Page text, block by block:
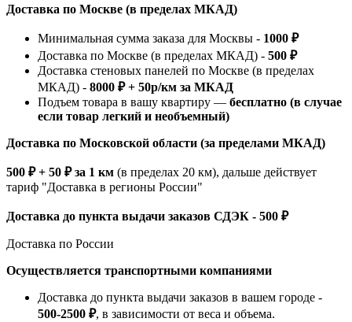
Доставка по Москве (в пределах МКАД)
Минимальная сумма заказа для Москвы - 1000 ₽
Доставка по Москве (в пределах МКАД) - 500 ₽
Доставка стеновых панелей по Москве (в пределах
МКАД) - 8000 ₽ + 50р/км за МКАД
Подъем товара в вашу квартиру — бесплатно (в случае
если товар легкий и необъемный)
Доставка по Московской области (за пределами МКАД)
500 ₽ + 50 ₽ за 1 км (в пределах 20 км), дальше действует
тариф "Доставка в регионы России"
Доставка до пункта выдачи заказов СДЭК - 500 ₽
Доставка по России
Осуществляется транспортными компаниями
Доставка до пункта выдачи заказов в вашем городе -
500-2500 ₽, в зависимости от веса и объема.